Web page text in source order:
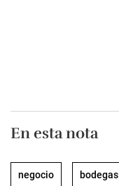
En esta nota
negocio bodegas